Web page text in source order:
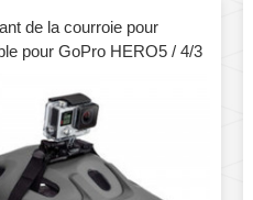
de la courroie pour
pour GoPro HERO5 / 4/3